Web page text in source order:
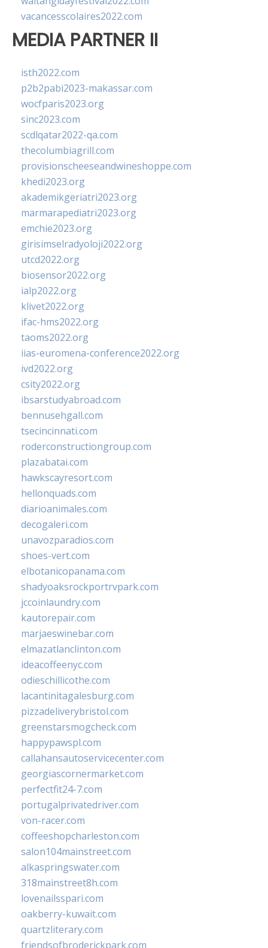
vacancesscolaires2022.com
MEDIA PARTNER II
isth2022.com
p2b2pabi2023-makassar.com
wocfparis2023.org
sinc2023.com
scdlqatar2022-qa.com
thecolumbiagrill.com
provisionscheeseandwineshoppe.com
khedi2023.org
akademikgeriatri2023.org
marmarapediatri2023.org
emchie2023.org
girisimselradyoloji2022.org
utcd2022.org
biosensor2022.org
ialp2022.org
klivet2022.org
ifac-hms2022.org
taoms2022.org
iias-euromena-conference2022.org
ivd2022.org
csity2022.org
ibsarstudyabroad.com
bennusehgall.com
tsecincinnati.com
roderconstructiongroup.com
plazabatai.com
hawkscayresort.com
hellonquads.com
diarioanimales.com
decogaleri.com
unavozparadios.com
shoes-vert.com
elbotanicopanama.com
shadyoaksrockportrvpark.com
jccoinlaundry.com
kautorepair.com
marjaeswinebar.com
elmazatlanclinton.com
ideacoffeenyc.com
odieschillicothe.com
lacantinitagalesburg.com
pizzadeliverybristol.com
greenstarsmogcheck.com
happypawspl.com
callahansautoservicecenter.com
georgiascornermarket.com
perfectfit24-7.com
portugalprivatedriver.com
von-racer.com
coffeeshopcharleston.com
salon104mainstreet.com
alkaspringswater.com
318mainstreet8h.com
lovenailsspari.com
oakberry-kuwait.com
quartzliterary.com
friendsofbroderickpark.com